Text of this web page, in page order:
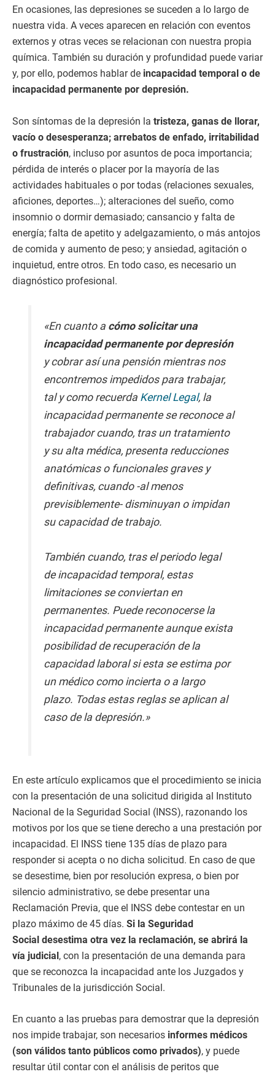
En ocasiones, las depresiones se suceden a lo largo de
nuestra vida. A veces aparecen en relación con eventos
externos y otras veces se relacionan con nuestra propia
química. También su duración y profundidad puede variar
y, por ello, podemos hablar de incapacidad temporal o de
incapacidad permanente por depresión.
Son síntomas de la depresión la tristeza, ganas de llorar,
vacío o desesperanza; arrebatos de enfado, irritabilidad
o frustración, incluso por asuntos de poca importancia;
pérdida de interés o placer por la mayoría de las
actividades habituales o por todas (relaciones sexuales,
aficiones, deportes…); alteraciones del sueño, como
insomnio o dormir demasiado; cansancio y falta de
energía; falta de apetito y adelgazamiento, o más antojos
de comida y aumento de peso; y ansiedad, agitación o
inquietud, entre otros. En todo caso, es necesario un
diagnóstico profesional.
«En cuanto a cómo solicitar una
incapacidad permanente por depresión
y cobrar así una pensión mientras nos
encontremos impedidos para trabajar,
tal y como recuerda Kernel Legal, la
incapacidad permanente se reconoce al
trabajador cuando, tras un tratamiento
y su alta médica, presenta reducciones
anatómicas o funcionales graves y
definitivas, cuando -al menos
previsiblemente- disminuyan o impidan
su capacidad de trabajo.
También cuando, tras el periodo legal
de incapacidad temporal, estas
limitaciones se conviertan en
permanentes. Puede reconocerse la
incapacidad permanente aunque exista
posibilidad de recuperación de la
capacidad laboral si esta se estima por
un médico como incierta o a largo
plazo. Todas estas reglas se aplican al
caso de la depresión.»
En este artículo explicamos que el procedimiento se inicia
con la presentación de una solicitud dirigida al Instituto
Nacional de la Seguridad Social (INSS), razonando los
motivos por los que se tiene derecho a una prestación por
incapacidad. El INSS tiene 135 días de plazo para
responder si acepta o no dicha solicitud. En caso de que
se desestime, bien por resolución expresa, o bien por
silencio administrativo, se debe presentar una
Reclamación Previa, que el INSS debe contestar en un
plazo máximo de 45 días. Si la Seguridad
Social desestima otra vez la reclamación, se abrirá la
vía judicial, con la presentación de una demanda para
que se reconozca la incapacidad ante los Juzgados y
Tribunales de la jurisdicción Social.
En cuanto a las pruebas para demostrar que la depresión
nos impide trabajar, son necesarios informes médicos
(son válidos tanto públicos como privados), y puede
resultar útil contar con el análisis de peritos que